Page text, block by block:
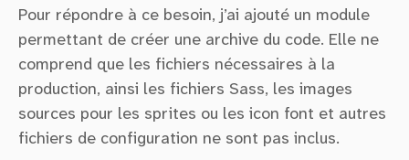
Pour répondre à ce besoin, j’ai ajouté un module
permettant de créer une archive du code. Elle ne
comprend que les fichiers nécessaires à la
production, ainsi les fichiers Sass, les images
sources pour les sprites ou les icon font et autres
fichiers de configuration ne sont pas inclus.